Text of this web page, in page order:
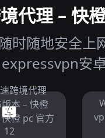
代理 – 快
时随地安全上
expressvpn安
跨境代理
本 – 快橙
橙 pc 官方
12